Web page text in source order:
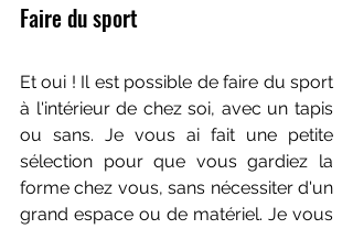
Faire du sport
Et oui ! Il est possible de faire du sport
à l'intérieur de chez soi, avec un tapis
ou sans. Je vous ai fait une petite
sélection pour que vous gardiez la
forme chez vous, sans nécessiter d'un
grand espace ou de matériel. Je vous